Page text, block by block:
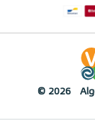
© 2026